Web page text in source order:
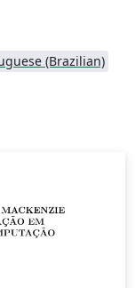
(Brazilian)